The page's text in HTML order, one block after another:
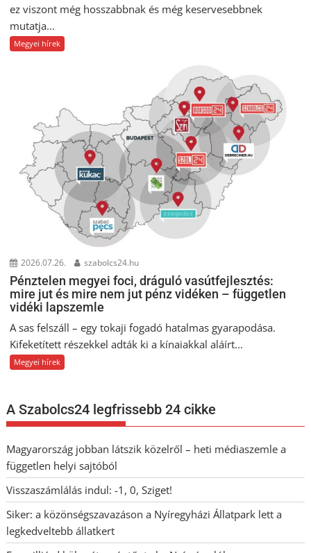
ez viszont még hosszabbnak és még keservesebbnek
mutatja...
Megyei hírek
2026.07.26. szabolcs24.hu
Pénztelen megyei foci, dráguló vasútfejlesztés:
mire jut és mire nem jut pénz vidéken – független
vidéki lapszemle
A sas felszáll – egy tokaji fogadó hatalmas gyarapodása.
Kifeketített részekkel adták ki a kínaiakkal aláírt...
Megyei hírek
A Szabolcs24 legfrissebb 24 cikke
Magyarország jobban látszik közelről – heti médiaszemle a
független helyi sajtóból
Visszaszámlálás indul: -1, 0, Sziget!
Siker: a közönségszavazáson a Nyíregyházi Állatpark lett a
legkedveltebb állatkert